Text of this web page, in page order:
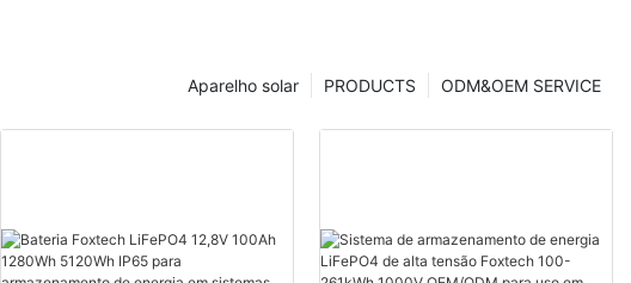
ODM&OEM SERVICE
PRODUCTS
Aparelho solar